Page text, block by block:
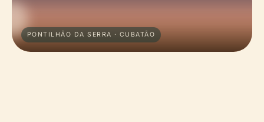
PONTILHÃO DA SERRA · CUBATÃO